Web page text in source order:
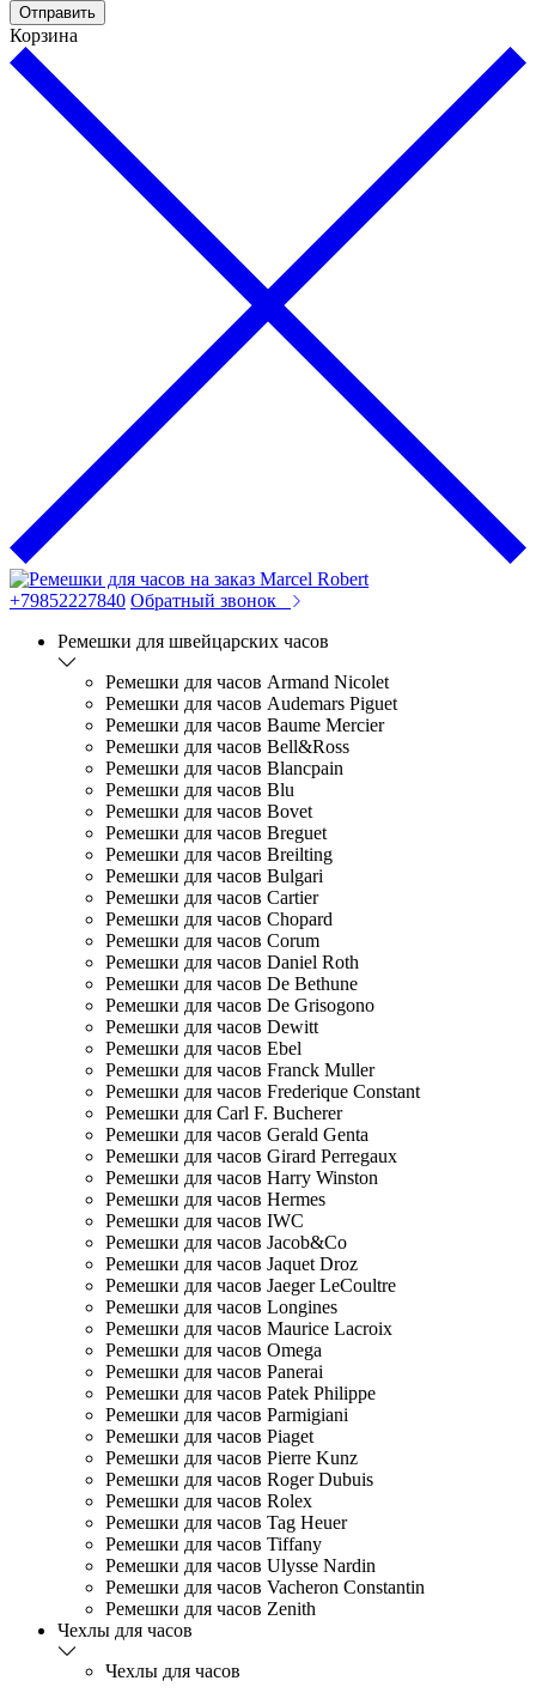
Отправить
Корзина
+79852227840 Обратный звонок
Ремешки для швейцарских часов
Ремешки для часов Armand Nicolet
Ремешки для часов Audemars Piguet
Ремешки для часов Baume Mercier
Ремешки для часов Bell&Ross
Ремешки для часов Blancpain
Ремешки для часов Blu
Ремешки для часов Bovet
Ремешки для часов Breguet
Ремешки для часов Breilting
Ремешки для часов Bulgari
Ремешки для часов Cartier
Ремешки для часов Chopard
Ремешки для часов Corum
Ремешки для часов Daniel Roth
Ремешки для часов De Bethune
Ремешки для часов De Grisogono
Ремешки для часов Dewitt
Ремешки для часов Ebel
Ремешки для часов Franck Muller
Ремешки для часов Frederique Constant
Ремешки для Carl F. Bucherer
Ремешки для часов Gerald Genta
Ремешки для часов Girard Perregaux
Ремешки для часов Harry Winston
Ремешки для часов Hermes
Ремешки для часов IWC
Ремешки для часов Jacob&Co
Ремешки для часов Jaquet Droz
Ремешки для часов Jaeger LeCoultre
Ремешки для часов Longines
Ремешки для часов Maurice Lacroix
Ремешки для часов Omega
Ремешки для часов Panerai
Ремешки для часов Patek Philippe
Ремешки для часов Parmigiani
Ремешки для часов Piaget
Ремешки для часов Pierre Kunz
Ремешки для часов Roger Dubuis
Ремешки для часов Rolex
Ремешки для часов Tag Heuer
Ремешки для часов Tiffany
Ремешки для часов Ulysse Nardin
Ремешки для часов Vacheron Constantin
Ремешки для часов Zenith
Чехлы для часов
Чехлы для часов